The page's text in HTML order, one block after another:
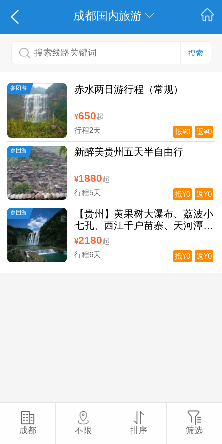
成都国内旅游
搜索
参团游 赤水两日游行程（常规）
¥650起
行程2天
返¥0
抵¥0
参团游 新醉美贵州五天半自由行
¥1880起
行程5天
返¥0
抵¥0
参团游
【贵州】黄果树大瀑布、荔波小
七孔、西江千户苗寨、天河潭双
卧6日游
¥2180起
行程6天
返¥0
抵¥0
成都 不限 排序 筛选